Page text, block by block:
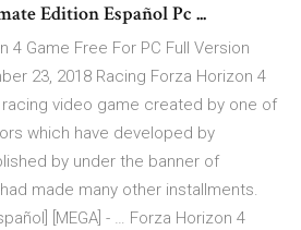
Edition Español Pc ...
4 Game Free For PC Full Version
23, 2018 Racing Forza Horizon 4
video game created by one of
which have developed by
by under the banner of
made many other installments.
[MEGA] - … Forza Horizon 4